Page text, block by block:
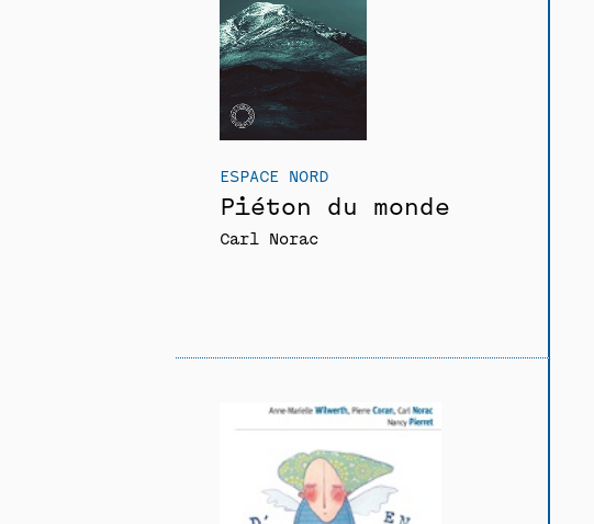
ESPACE NORD
Piéton du monde
Carl Norac